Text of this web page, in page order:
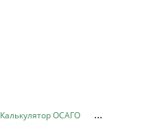
Калькулятор ОСАГО